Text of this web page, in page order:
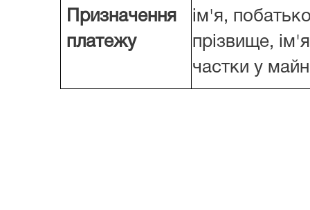
Призначення
платежу
ім'я,
прізвище,
частки у